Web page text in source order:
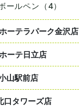
ールペン（4）
ーテラパーク金沢店
ーテ日立店
山駅前店
口タワーズ店